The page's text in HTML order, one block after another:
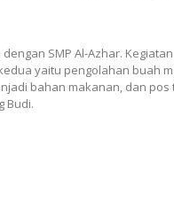
SMP Al-Azhar. Kegiatan
yaitu pengolahan buah
bahan makanan, dan
Budi.